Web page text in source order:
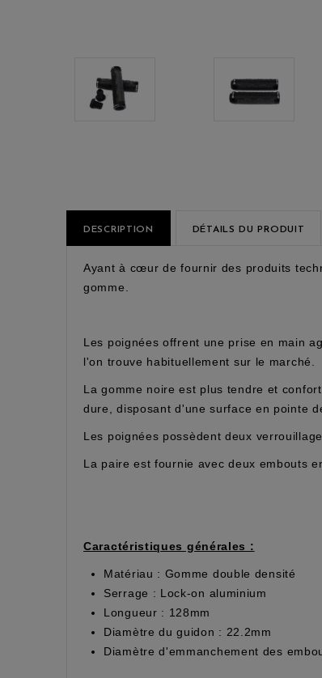
DESCRIPTION DÉTAILS DU PRODUIT
Ayant à cœur de fournir des produits
gomme.
Les poignées offrent une prise en main
l'on trouve habituellement sur le marché.
La gomme noire est plus tendre et
dure, disposant d'une surface en pointe
Les poignées possèdent deux
La paire est fournie avec deux embouts
Caractéristiques générales :
Matériau : Gomme double densité
Serrage : Lock-on aluminium
Longueur : 128mm
Diamètre du guidon : 22.2mm
Diamètre d'emmanchement des